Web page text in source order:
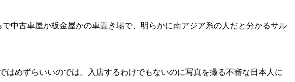
中古車屋か板金屋かの車置き場で、明らかに南アジア系の人だと分かるサル
めずらいいのでは。入店するわけでもないのに写真を撮る不審な日本人に